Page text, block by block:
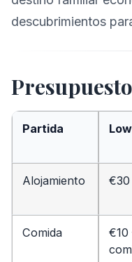
descubrimientos
Partida
Alojamiento
Comida
€10